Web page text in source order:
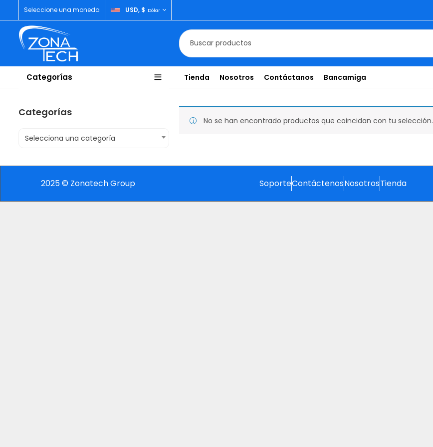
Seleccione una moneda USD, $ Dólar
Categorías Tienda Nosotros Contáctanos Bancamiga
No se han encontrado productos que coincidan con tu selección.
Categorías
Selecciona una categoría
2025 © Zonatech Group SoporteContáctenosNosotrosTienda